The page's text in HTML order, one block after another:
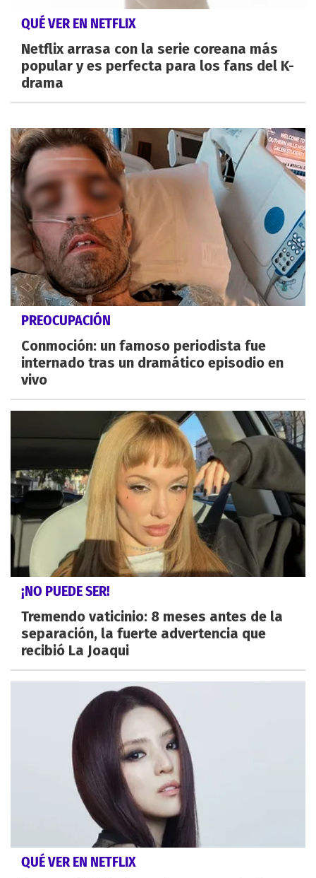
QUÉ VER EN NETFLIX
Netflix arrasa con la serie coreana más
popular y es perfecta para los fans del K-
drama
PREOCUPACIÓN
Conmoción: un famoso periodista fue
internado tras un dramático episodio en
vivo
¡NO PUEDE SER!
Tremendo vaticinio: 8 meses antes de la
separación, la fuerte advertencia que
recibió La Joaqui
QUÉ VER EN NETFLIX